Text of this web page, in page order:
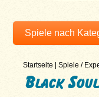
Startseite |Spiele /
Black